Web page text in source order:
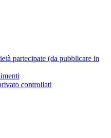
partecipate (da pubblicare in
controllati